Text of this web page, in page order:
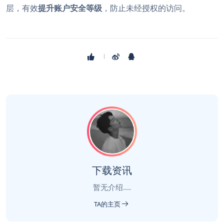
层，有效提升账户安全等级 ，防止未经授权的访问。
下载资讯
暂无介绍....
TA的主页